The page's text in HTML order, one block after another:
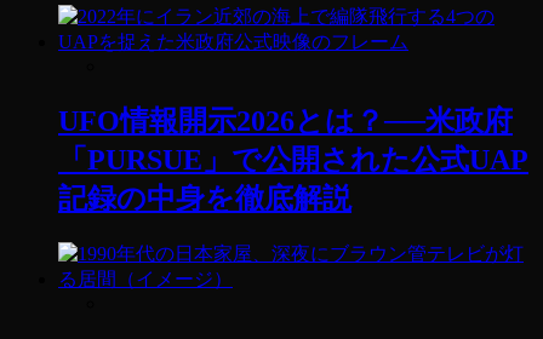
UFO情報開示2026とは？──米政府
「PURSUE」で公開された公式UAP
記録の中身を徹底解説